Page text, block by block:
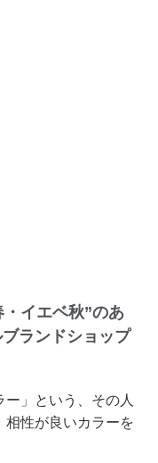
イエベ秋”のあ
ランドショップ
」という、その人
相性が良いカラーを